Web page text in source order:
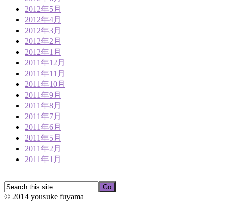
2012年5月
2012年4月
2012年3月
2012年2月
2012年1月
2011年12月
2011年11月
2011年10月
2011年9月
2011年8月
2011年7月
2011年6月
2011年5月
2011年2月
2011年1月
© 2014 yousuke fuyama